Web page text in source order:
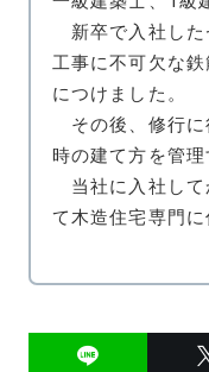
新卒で入社した
工事に不可欠な
につけました。
その後、修行に
時の建て方を管理
当社に入社して
て木造住宅専門に